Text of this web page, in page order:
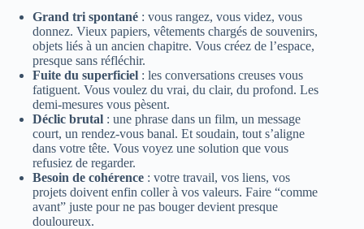
Grand tri spontané : vous rangez, vous videz, vous
donnez. Vieux papiers, vêtements chargés de souvenirs,
objets liés à un ancien chapitre. Vous créez de l’espace,
presque sans réfléchir.
Fuite du superficiel : les conversations creuses vous
fatiguent. Vous voulez du vrai, du clair, du profond. Les
demi-mesures vous pèsent.
Déclic brutal : une phrase dans un film, un message
court, un rendez-vous banal. Et soudain, tout s’aligne
dans votre tête. Vous voyez une solution que vous
refusiez de regarder.
Besoin de cohérence : votre travail, vos liens, vos
projets doivent enfin coller à vos valeurs. Faire “comme
avant” juste pour ne pas bouger devient presque
douloureux.